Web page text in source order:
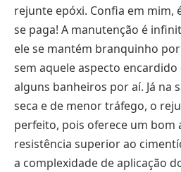
rejunte epóxi. Confia em mim,
se paga! A manutenção é
ele se mantém branquinho
sem aquele aspecto encardido
alguns banheiros por aí. Já na
seca e de menor tráfego, o
perfeito, pois oferece um bom
resistência superior ao
a complexidade de aplicação